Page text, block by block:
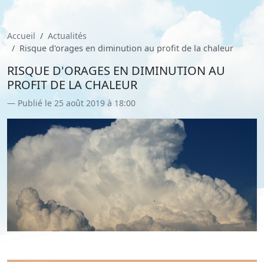
Accueil
Actualités
Risque d'orages en diminution au profit de la chaleur
RISQUE D'ORAGES EN DIMINUTION AU
PROFIT DE LA CHALEUR
Publié le 25 août 2019 à 18:00